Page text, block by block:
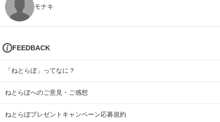
モナキ
FEEDBACK
「ねとらぼ」ってなに？
ねとらぼへのご意見・ご感想
ねとらぼプレゼントキャンペーン応募規約